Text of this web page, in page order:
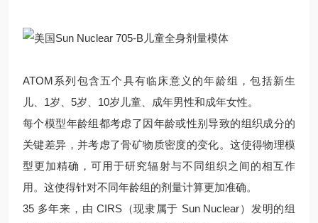
ATOM系列包含五个具有临床意义的年龄组，包括新生
儿、1岁、5岁、10岁儿童、成年男性和成年女性。
每个模型年龄组都考虑了因年龄或性别导致的组织成分的
关键差异，并考虑了骨矿物质密度的变化。这使得物理模
型更加精确，可用于研究辐射与不同组织之间的相互作
用。这使得针对不同年龄组的剂量计算更加准确。
35 多年来，由 CIRS（现隶属于 Sun Nuclear）发明的组